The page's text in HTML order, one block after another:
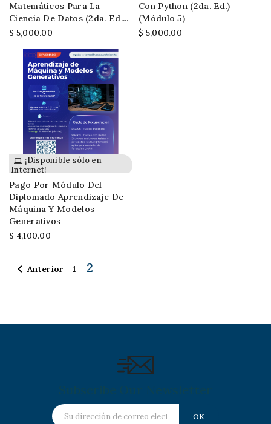
Matemáticos Para La
Ciencia De Datos (2da. Ed....
$ 5,000.00
Con Python (2da. Ed.)
(módulo 5)
$ 5,000.00
¡Disponible sólo en
Internet!
Pago Por Módulo Del
Diplomado Aprendizaje De
Máquina Y Modelos
Generativos
$ 4,100.00
 Anterior 1 2